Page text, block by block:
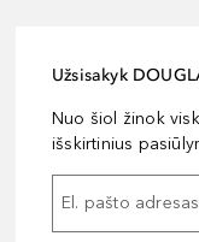
Užsisakyk
Nuo šiol žinok
išskirtinius
El. pašto adresas